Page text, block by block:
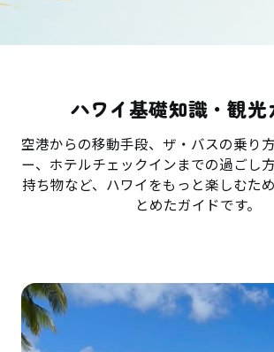
ハワイ基礎知識・観光
空港からの移動手段、ザ・バスの乗り
ー、ホテルチェックインまでの過ごし
持ち物など、ハワイをもっと楽しむた
とめたガイドです。